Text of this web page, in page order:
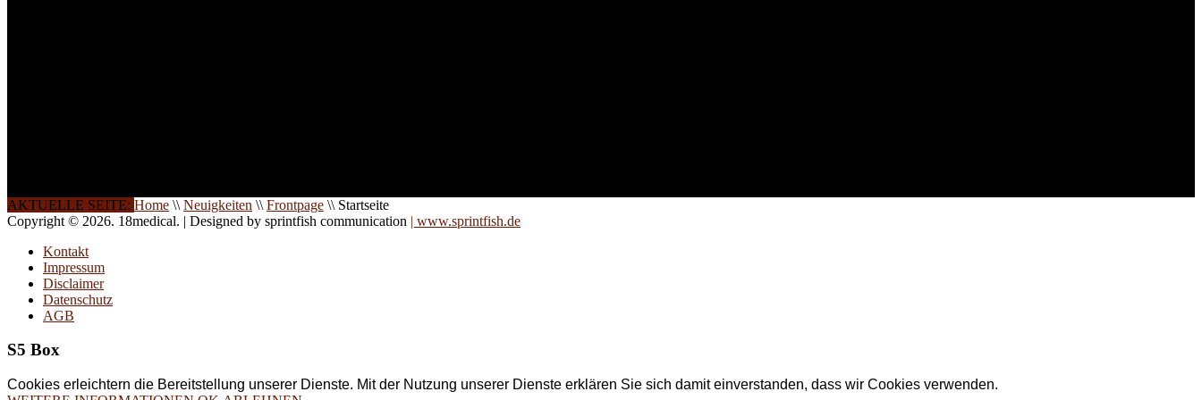
AKTUELLE SEITE: Home \\ Neuigkeiten \\ Frontpage \\ Startseite
Copyright © 2026. 18medical. | Designed by sprintfish communication | www.sprintfish.de
Kontakt
Impressum
Disclaimer
Datenschutz
AGB
S5 Box
Cookies erleichtern die Bereitstellung unserer Dienste. Mit der Nutzung unserer Dienste erklären Sie sich damit einverstanden, dass wir Cookies verwenden.